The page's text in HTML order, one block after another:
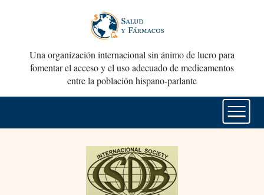
Una organización internacional sin ánimo de lucro para
fomentar el acceso y el uso adecuado de medicamentos
entre la población hispano-parlante